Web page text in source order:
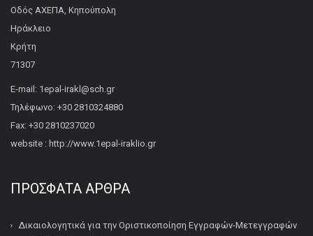
Οδός ΑΧΕΠΑ, Κηπούπολη
Ηράκλειο
Κρήτη
71307
E-mail: 1epal-irakl@sch.gr
Τηλέφωνο: +30 2810324880
Fax: +30 2810237020
website : http://www.1epal-iraklio.gr
ΠΡΌΣΦΑΤΑ ΆΡΘΡΑ
Δικαιολογητικά για την Οριστικοποίηση Εγγραφών-Μετεγγραφών